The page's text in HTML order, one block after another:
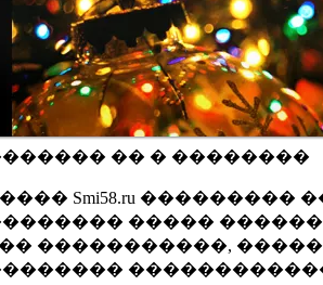
�� � ��������
Smi58.ru
�����
�����������,